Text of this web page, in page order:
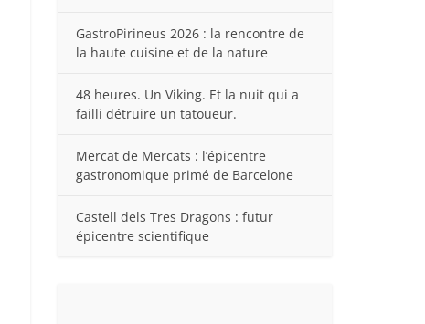
GastroPirineus 2026 : la rencontre de
la haute cuisine et de la nature
48 heures. Un Viking. Et la nuit qui a
failli détruire un tatoueur.
Mercat de Mercats : l’épicentre
gastronomique primé de Barcelone
Castell dels Tres Dragons : futur
épicentre scientifique